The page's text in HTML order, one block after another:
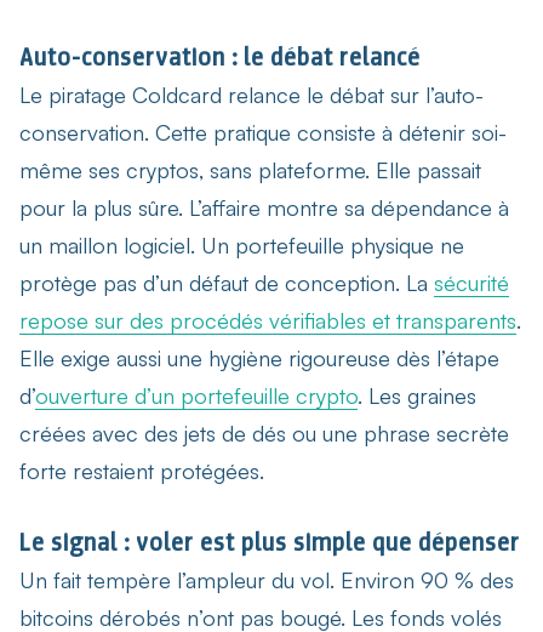
Auto-conservation : le débat relancé
Le piratage Coldcard relance le débat sur l’auto-
conservation. Cette pratique consiste à détenir soi-
même ses cryptos, sans plateforme. Elle passait
pour la plus sûre. L’affaire montre sa dépendance à
un maillon logiciel. Un portefeuille physique ne
protège pas d’un défaut de conception. La sécurité
repose sur des procédés vérifiables et transparents.
Elle exige aussi une hygiène rigoureuse dès l’étape
d’ouverture d’un portefeuille crypto. Les graines
créées avec des jets de dés ou une phrase secrète
forte restaient protégées.
Le signal : voler est plus simple que dépenser
Un fait tempère l’ampleur du vol. Environ 90 % des
bitcoins dérobés n’ont pas bougé. Les fonds volés